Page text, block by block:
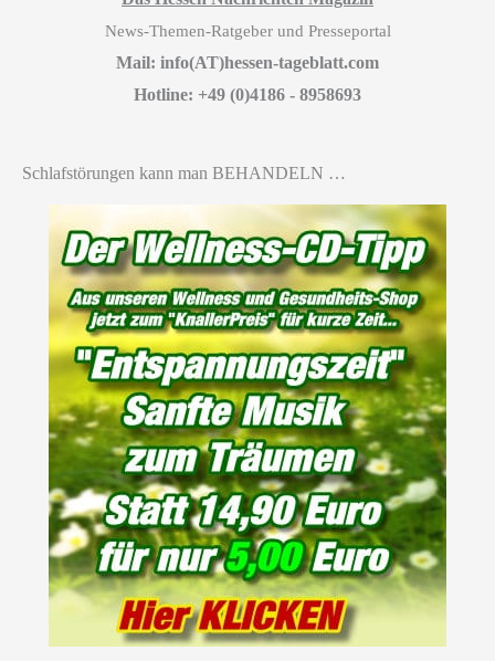
News-Themen-Ratgeber und Presseportal
Mail: info(AT)hessen-tageblatt.com
Hotline: +49 (0)4186 - 8958693
Schlafstörungen kann man BEHANDELN …